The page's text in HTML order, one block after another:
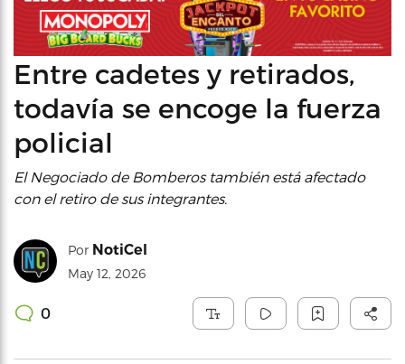
Entre cadetes y retirados,
todavía se encoge la fuerza
policial
El Negociado de Bomberos también está afectado
con el retiro de sus integrantes.
Por NotiCel
May 12, 2026
0